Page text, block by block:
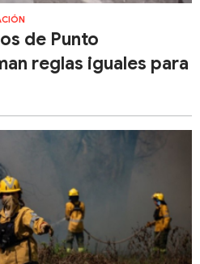
de Punto
reglas iguales para